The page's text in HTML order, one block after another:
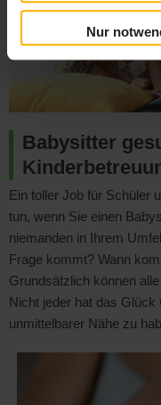
Nur
Babysitter
Ein toller Job für Schüler
tun, wenn Sie einen
niemanden in Ihrem
Frage kommt? Wann
Grundsätzlich können
Nicht jeder hat das Glück
unmittelbarer Nähe zu